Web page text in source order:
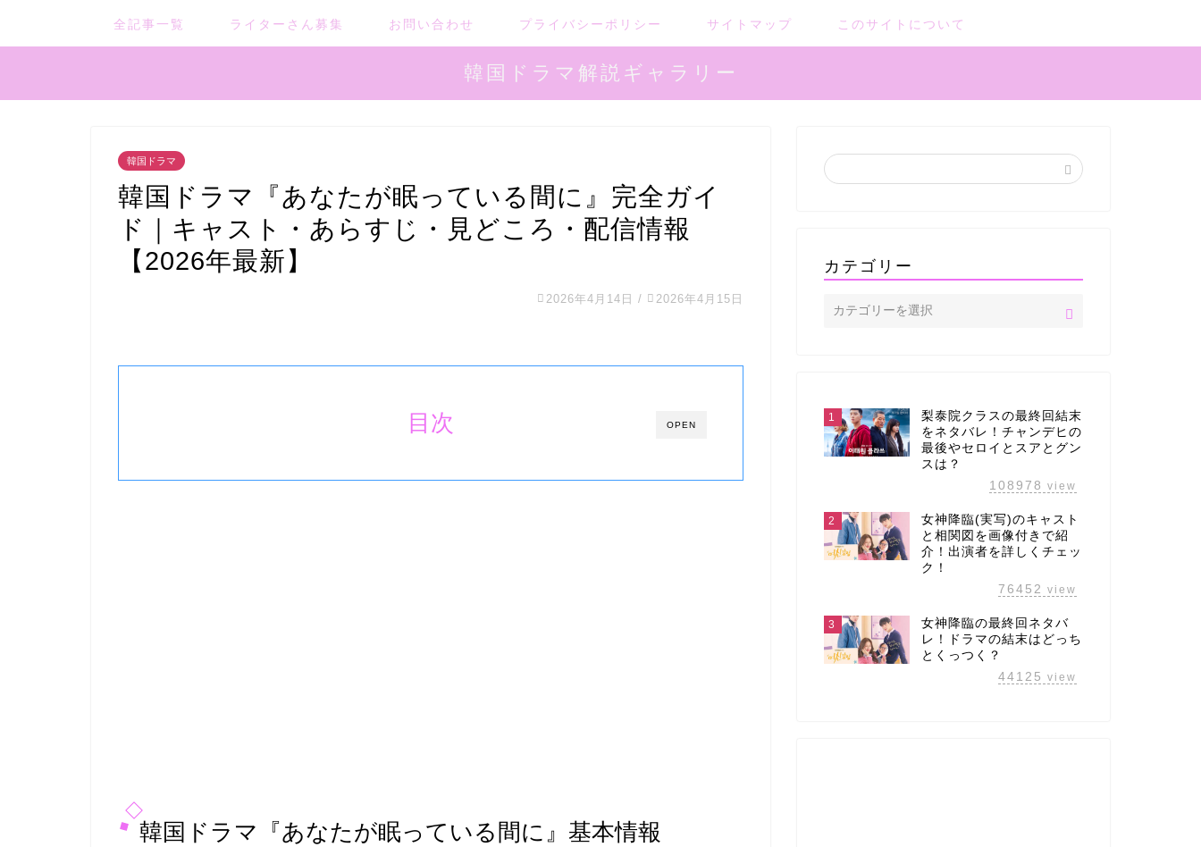
全記事一覧 ライターさん募集 お問い合わせ プライバシーポリシー サイトマップ このサイトについて
韓国ドラマ解説ギャラリー
韓国ドラマ
韓国ドラマ『あなたが眠っている間に』完全ガイ
ド｜キャスト・あらすじ・見どころ・配信情報
【2026年最新】
2026年4月14日 / 2026年4月15日
OPEN
目次
韓国ドラマ『あなたが眠っている間に』基本情報
カテゴリー
1
梨泰院クラスの最終回結末
をネタバレ！チャンデヒの
最後やセロイとスアとグン
スは？
108978 view
2
女神降臨(実写)のキャスト
と相関図を画像付きで紹
介！出演者を詳しくチェッ
ク！
76452 view
3
女神降臨の最終回ネタバ
レ！ドラマの結末はどっち
とくっつく？
44125 view